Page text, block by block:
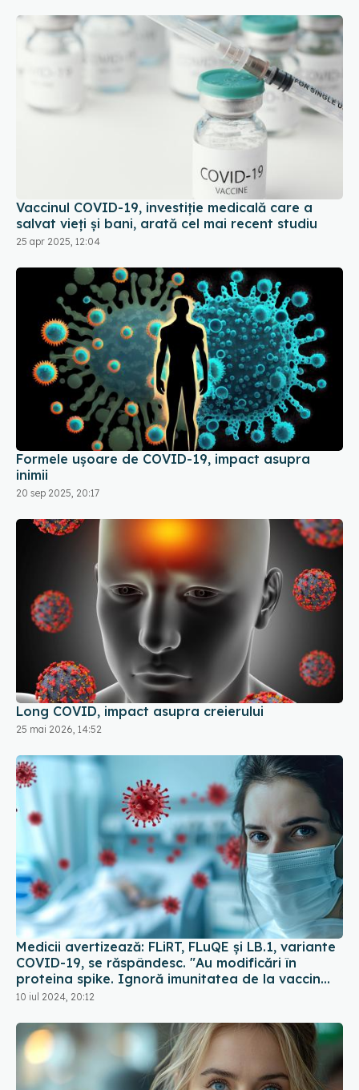
Vaccinul COVID-19, investiție medicală care a
salvat vieți și bani, arată cel mai recent studiu
25 apr 2025, 12:04
Formele ușoare de COVID-19, impact asupra
inimii
20 sep 2025, 20:17
Long COVID, impact asupra creierului
25 mai 2026, 14:52
Medicii avertizează: FLiRT, FLuQE și LB.1, variante
COVID-19, se răspândesc. "Au modificări în
proteina spike. Ignoră imunitatea de la vaccin
sau infectarea anterioară
10 iul 2024, 20:12